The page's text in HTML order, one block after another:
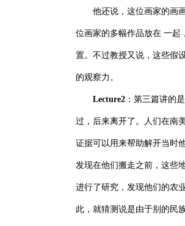
他还说，这位画家的画画
位画家的多幅作品放在 一起
置。不过教授又说，这些假
的观察力。
Lecture2 ：第三篇讲的
过，后来离开了。人们在南
证据可以用来帮助解开当时
发现在他们搬走之前，这些
进行了研究，发现他们的农
此，就猜测说是由于别的民